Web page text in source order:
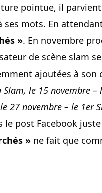
pointue, il
ses mots. En
». En novembre
de scène slam
ajoutées à son
le 15 novembre –
27 novembre – le 1er
post Facebook
» ne fait que